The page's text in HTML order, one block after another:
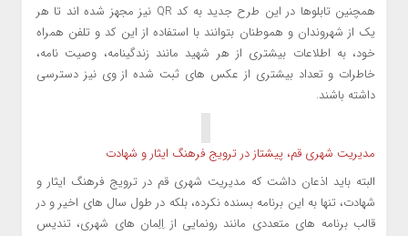
همچنین تابلوها در این طرح جدید به کد QR نیز مجهز شده اند تا هر
یک از شهروندان و هموطنان بتوانند با استفاده از این کد و تلفن همراه
خود، به اطلاعات بیشتری از هر شهید مانند زندگینامه، وصیت نامه،
خاطرات و تعداد بیشتری از عکس های ثبت شده از وی نیز دسترسی
داشته باشند.
مدیریت شهری قم، پیشتاز در ترویج فرهنگ ایثار و شهادت
البته باید اذعان داشت که مدیریت شهری قم در ترویج فرهنگ ایثار و
شهادت، تنها به این برنامه بسنده نکرده، بلکه در طول سال های اخیر و در
قالب برنامه های متعددی مانند رونمایی از اِلِمان های شهری، تندیس